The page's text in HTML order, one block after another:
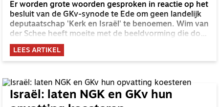
Er worden grote woorden gesproken in reactie op het
besluit van de GKv-synode te Ede om geen landelijk
deputaatschap 'Kerk en Israël' te benoemen. Wim van
der Schee heeft moeite met de beeldvorming die door
zulke grote woorden ontstaat.
LEES ARTIKEL
Israël: laten NGK en GKv hun